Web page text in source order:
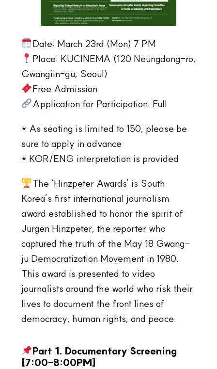
Date: March 23rd (Mon) 7 PM
Place: KUCINEMA (120 Neungdong-ro,
Gwangiin-gu, Seoul)
Free Admission
Application for Participation: Full
* As seating is limited to 150, please be
sure to apply in advance
* KOR/ENG interpretation is provided
The ‘Hinzpeter Awards’ is South
Korea’s first international journalism
award established to honor the spirit of
Jurgen Hinzpeter, the reporter who
captured the truth of the May 18 Gwang-
ju Democratization Movement in 1980.
This award is presented to video
journalists around the world who risk their
lives to document the front lines of
democracy, human rights, and peace.
Part 1. Documentary Screening
[7:00-8:00PM]